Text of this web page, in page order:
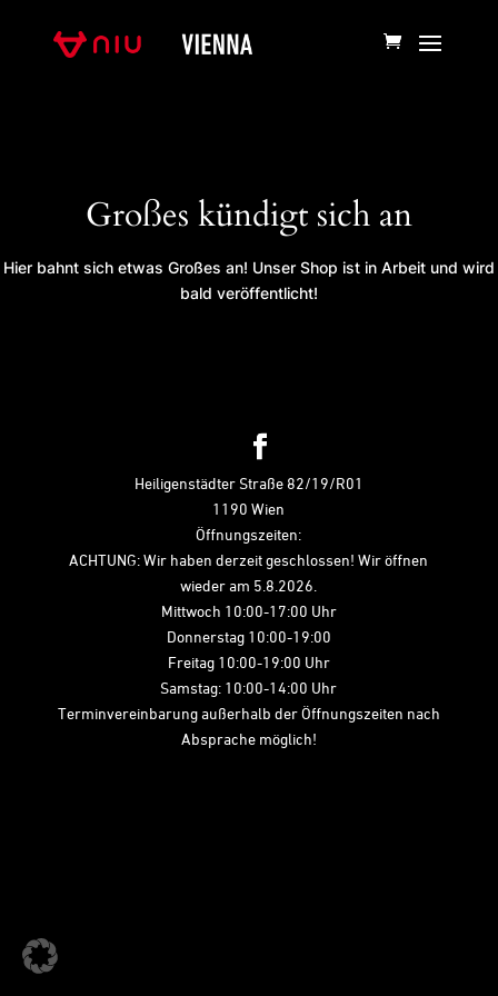
Großes kündigt sich an
Hier bahnt sich etwas Großes an! Unser Shop ist in Arbeit und wird
bald veröffentlicht!
Heiligenstädter Straße 82/19/R01
1190 Wien
Öffnungszeiten:
ACHTUNG: Wir haben derzeit geschlossen! Wir öffnen
wieder am 5.8.2026.
Mittwoch 10:00-17:00 Uhr
Donnerstag 10:00-19:00
Freitag 10:00-19:00 Uhr
Samstag: 10:00-14:00 Uhr
Terminvereinbarung außerhalb der Öffnungszeiten nach
Absprache möglich!